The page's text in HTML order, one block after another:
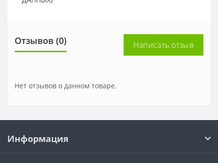
Отзывов (0) Написать отзыв
Нет отзывов о данном товаре.
Информация